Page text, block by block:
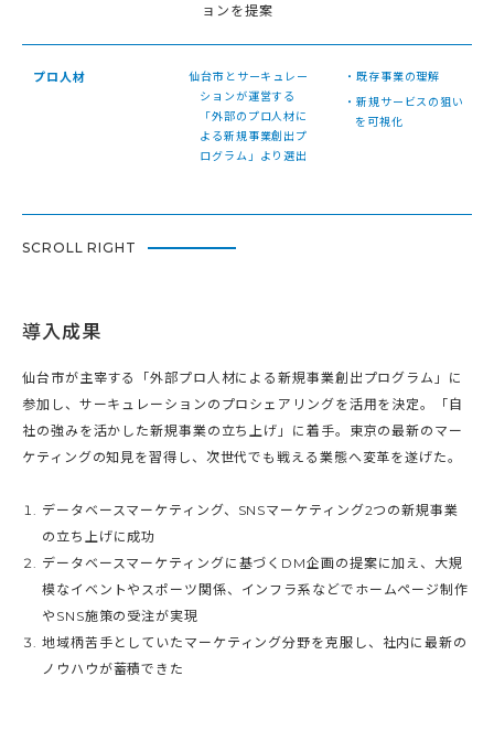
ョンを提案
プロ人材
仙台市とサーキュレー
ションが運営する
「外部のプロ人材に
よる新規事業創出プ
ログラム」より選出
・既存事業の理解
・新規サービスの狙い
を可視化
SCROLL RIGHT
導入成果
仙台市が主宰する「外部プロ人材による新規事業創出プログラム」に
参加し、サーキュレーションのプロシェアリングを活用を決定。「自
社の強みを活かした新規事業の立ち上げ」に着手。東京の最新のマー
ケティングの知見を習得し、次世代でも戦える業態へ変革を遂げた。
データベースマーケティング、SNSマーケティング2つの新規事業
の立ち上げに成功
データベースマーケティングに基づくDM企画の提案に加え、大規
模なイベントやスポーツ関係、インフラ系などでホームページ制作
やSNS施策の受注が実現
地域柄苦手としていたマーケティング分野を克服し、社内に最新の
ノウハウが蓄積できた